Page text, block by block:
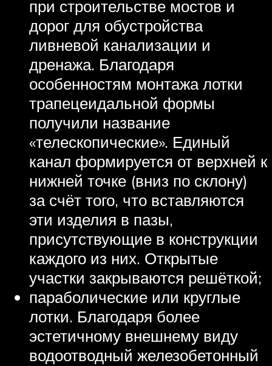
при строительстве мостов и
дорог для обустройства
ливневой канализации и
дренажа. Благодаря
особенностям монтажа лотки
трапецеидальной формы
получили название
«телескопические». Единый
канал формируется от верхней к
нижней точке (вниз по склону)
за счёт того, что вставляются
эти изделия в пазы,
присутствующие в конструкции
каждого из них. Открытые
участки закрываются решёткой;
параболические или круглые
лотки. Благодаря более
эстетичному внешнему виду
водоотводный железобетонный